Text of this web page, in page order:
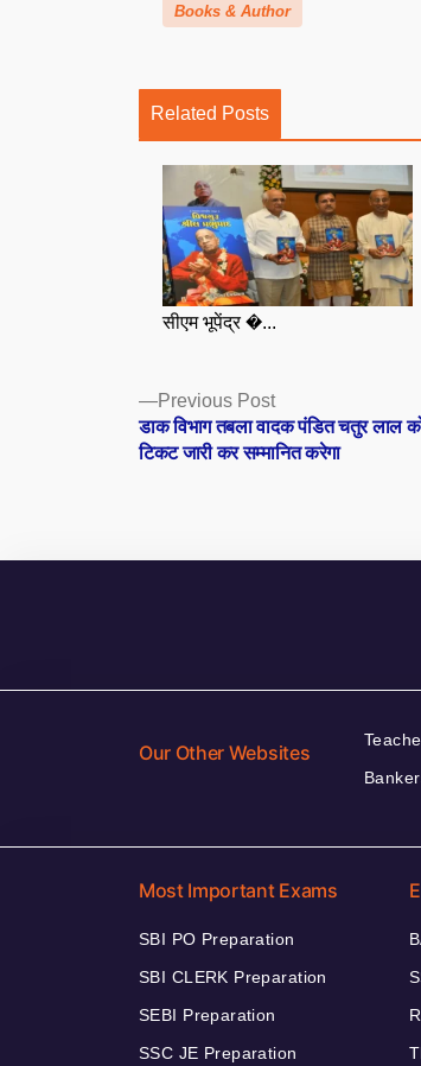
Books & Author
Related Posts
सीएम भूपेंद्र �...
Posts
navigation
Previous PostPrevious
post:
डाक विभाग तबला वादक पंडित चतुर लाल
टिकट जारी कर सम्मानित करेगा
Our Other Websites
Most Important Exams
SBI PO Preparation
SBI CLERK Preparation
SEBI Preparation
SSC JE Preparation